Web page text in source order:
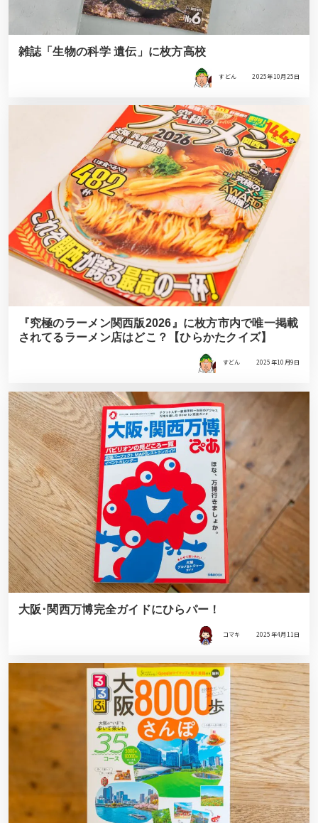
雑誌「生物の科学 遺伝」に枚方高校
すどん 2025年10月25日
『究極のラーメン関西版2026』に枚方市内で唯一掲載
されてるラーメン店はどこ？【ひらかたクイズ】
すどん 2025年10月9日
大阪･関西万博完全ガイドにひらパー！
コマキ 2025年4月11日